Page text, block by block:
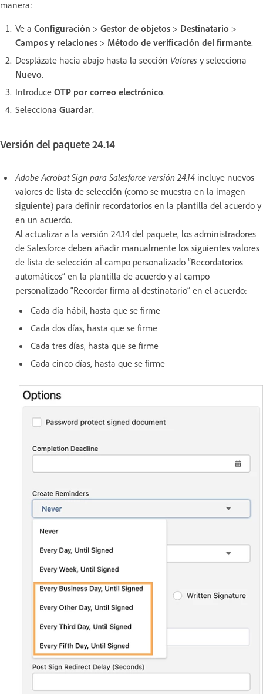
manera:
Ve a Configuración > Gestor de objetos > Destinatario >
Campos y relaciones > Método de verificación del firmante.
Desplázate hacia abajo hasta la sección Valores y selecciona
Nuevo.
Introduce OTP por correo electrónico.
Selecciona Guardar.
Versión del paquete 24.14
Adobe Acrobat Sign para Salesforce versión 24.14 incluye nuevos
valores de lista de selección (como se muestra en la imagen
siguiente) para definir recordatorios en la plantilla del acuerdo y
en un acuerdo.
Al actualizar a la versión 24.14 del paquete, los administradores
de Salesforce deben añadir manualmente los siguientes valores
de lista de selección al campo personalizado “Recordatorios
automáticos” en la plantilla de acuerdo y al campo
personalizado “Recordar firma al destinatario” en el acuerdo:
Cada día hábil, hasta que se firme
Cada dos días, hasta que se firme
Cada tres días, hasta que se firme
Cada cinco días, hasta que se firme